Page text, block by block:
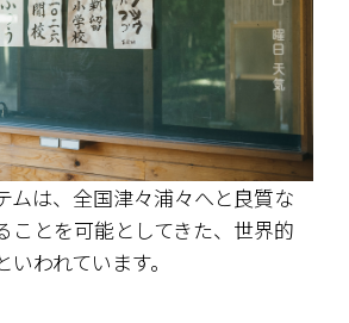
ムは、全国津々浦々へと良質な
ことを可能としてきた、世界的
われています。